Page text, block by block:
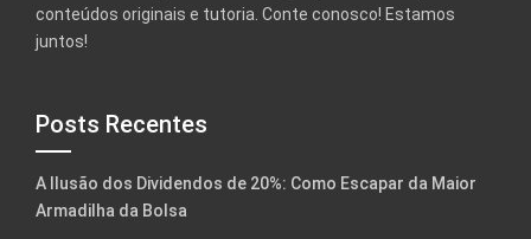
conteúdos originais e tutoria. Conte conosco! Estamos
juntos!
Posts Recentes
A Ilusão dos Dividendos de 20%: Como Escapar da Maior
Armadilha da Bolsa